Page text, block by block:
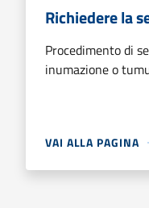
Richiedere la
Procedimento di
inumazione o
VAI ALLA PAGINA